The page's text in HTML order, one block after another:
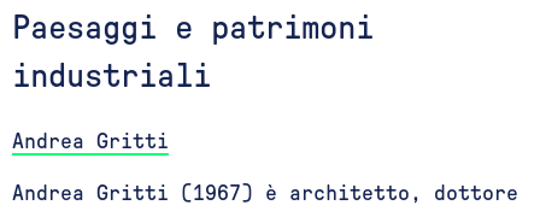
Paesaggi e patrimoni
industriali
Andrea Gritti
Andrea Gritti (1967) è architetto, dottore